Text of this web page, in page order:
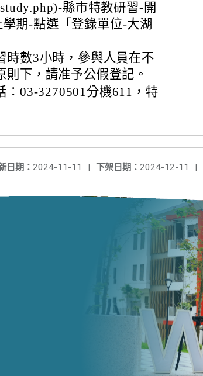
縣市特教研習-開
期-點選「登錄單位-大湖
時數3小時，參與人員在不
下，請准予公假登記。
03-3270501分機611，特
下架日期： 2024-12-11 |
日期： 2024-11-11 |